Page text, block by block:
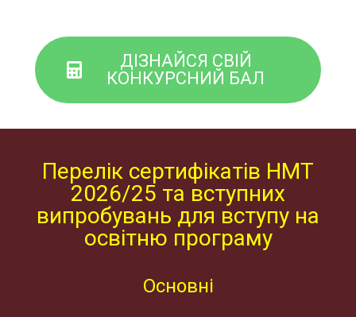
ДІЗНАЙСЯ СВІЙ
КОНКУРСНИЙ БАЛ
Перелік сертифікатів НМТ
2026/25 та вступних
випробувань для вступу на
освітню програму​
Основні